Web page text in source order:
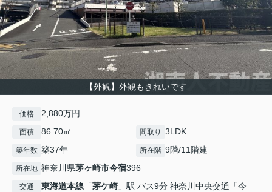
【外観】外観もきれいです
価格 2,880万円
面積 86.70㎡ 間取り 3LDK
築年数 築37年 所在階 9階/11階建
所在地 神奈川県茅ヶ崎市今宿396
交通 東海道本線 「茅ケ崎 」駅 バス9分 神奈川中央交通「今